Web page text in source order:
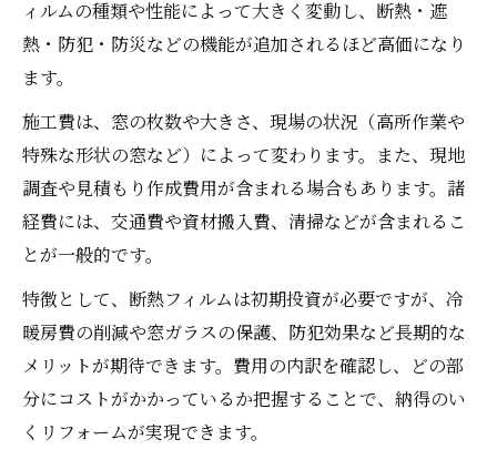
ィルムの種類や性能によって大きく変動し、断熱・遮
熱・防犯・防災などの機能が追加されるほど高価になり
ます。
施工費は、窓の枚数や大きさ、現場の状況（高所作業や
特殊な形状の窓など）によって変わります。また、現地
調査や見積もり作成費用が含まれる場合もあります。諸
経費には、交通費や資材搬入費、清掃などが含まれるこ
とが一般的です。
特徴として、断熱フィルムは初期投資が必要ですが、冷
暖房費の削減や窓ガラスの保護、防犯効果など長期的な
メリットが期待できます。費用の内訳を確認し、どの部
分にコストがかかっているか把握することで、納得のい
くリフォームが実現できます。